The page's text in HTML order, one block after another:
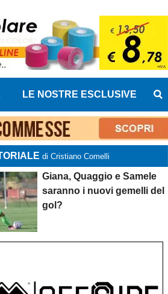
LE NOSTRE ESCLUSIVE
di Cristiano Comelli
Giana, Quaggio e Samele
saranno i nuovi gemelli del
gol?